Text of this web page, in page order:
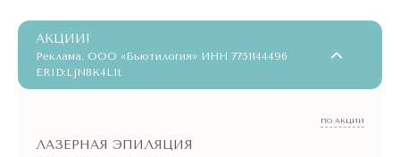
АКЦИИ!
Реклама. ООО «Бьютилогия» ИНН 7751144496
ERID:LjN8K4L1t
ПО АКЦИИ
ЛАЗЕРНАЯ ЭПИЛЯЦИЯ